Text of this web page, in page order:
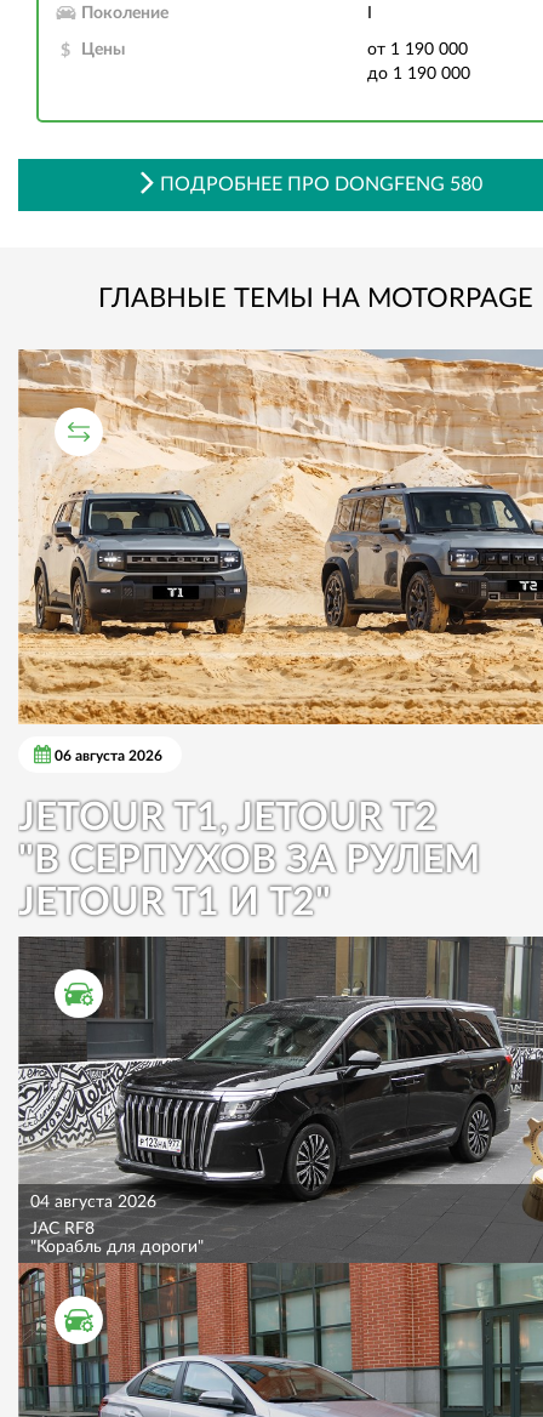
Поколение
Цены
от 1 190 000
до 1 190 000
ПОДРОБНЕЕ ПРО DONGFENG 580
ГЛАВНЫЕ ТЕМЫ НА MOTORPAGE
СРАВНИТЕЛЬНЫЙ ТЕСТ
06 августа 2026
JETOUR T1, JETOUR T2
"В СЕРПУХОВ ЗА РУЛЕМ
JETOUR T1 И T2"
ТЕСТ ДРАЙВ
04 августа 2026
JAC RF8
"Корабль для дороги"
ТЕСТ ДРАЙВ